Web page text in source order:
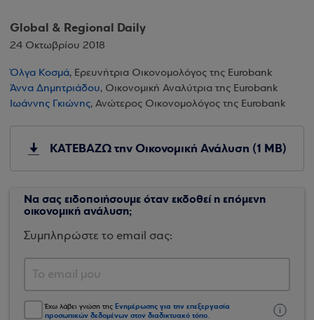
Global & Regional Daily
24 Οκτωβρίου 2018
Όλγα Κοσμά, Ερευνήτρια Οικονομολόγος της Eurobank
Άννα Δημητριάδου, Οικονομική Αναλύτρια της Eurobank
Ιωάννης Γκιώνης, Ανώτερος Οικονομολόγος της Eurobank
ΚΑΤΕΒΑΖΩ την Οικονομική Ανάλυση (1 MB)
Να σας ειδοποιήσουμε όταν εκδοθεί η επόμενη
οικονομική ανάλυση;
Συμπληρώστε το email σας:
Έχω λάβει γνώση της Ενημέρωσης για την επεξεργασία
προσωπικών δεδομένων στον διαδικτυακό τόπο.